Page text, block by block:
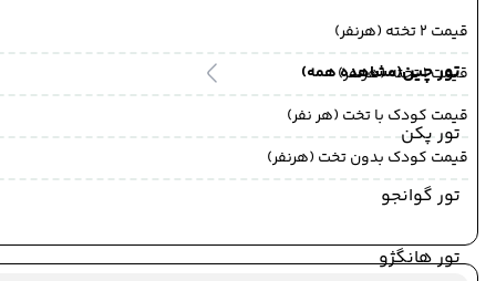
تور چین(مشاهده همه)
تور پکن
تور گوانجو
تور هانگژو
قیمت 2 تخته (هرنفر)
قیمت 1 تخته (هرنفر)
قیمت کودک با تخت (هر نفر)
قیمت کودک بدون تخت (هرنفر)